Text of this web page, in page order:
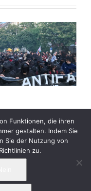
Pläne:
Werden die
USA
Russland
Newsletter
Funktionen, die ihren
gestalten. Indem Sie
Sie der Nutzung von
zu.